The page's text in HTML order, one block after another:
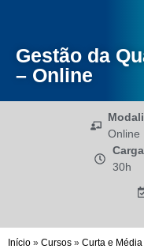
Gestão da
– Online
Online
30h
Início » Cursos » Curta e